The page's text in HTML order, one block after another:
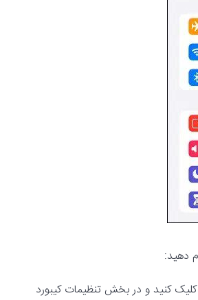
۱- ابتدا صفحه کلید خود را به آیپد متصل کنید. سپس در قسمت General روی گزینه Keyboard کلیک کنید و در بخش تنظیمات کیبورد